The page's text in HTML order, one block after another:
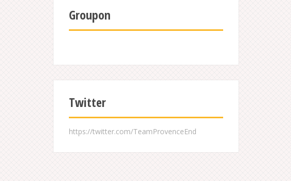
Groupon
Twitter
https://twitter.com/TeamProvenceEnd